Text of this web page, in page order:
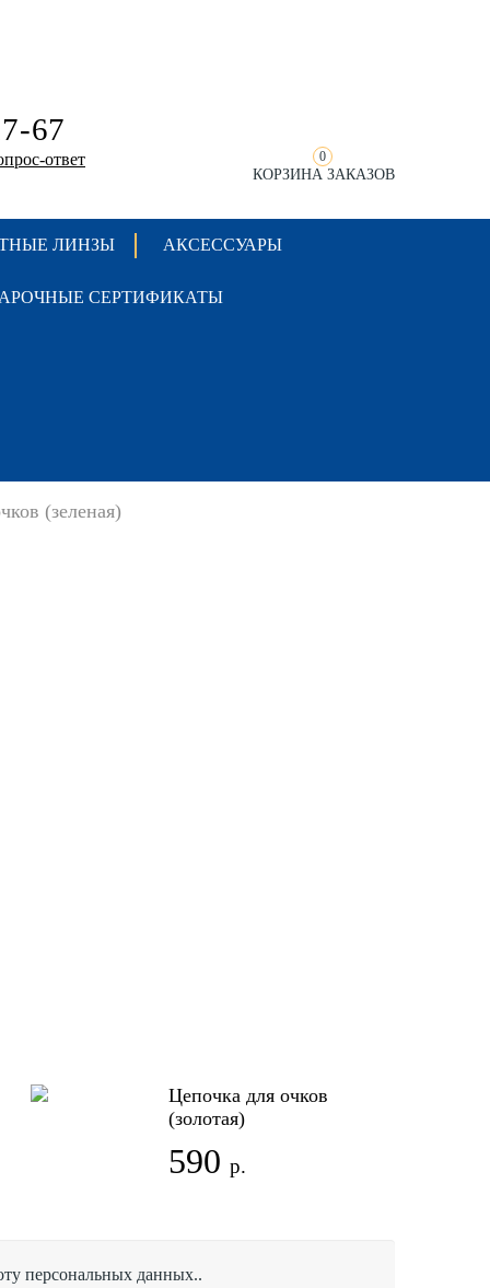
67
0
КОРЗИНА ЗАКАЗОВ
ЛИНЗЫ АКСЕССУАРЫ
СЕРТИФИКАТЫ
(зеленая)
Цепочка для очков
(золотая)
590 р.
персональных данных..